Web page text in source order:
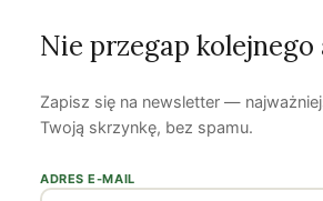
Na
Ulrike Lunacek22 maja 201411 min
Nie przegap kolejnego
Zapisz się na newsletter —
Twoją skrzynkę, bez spamu.
ADRES E-MAIL